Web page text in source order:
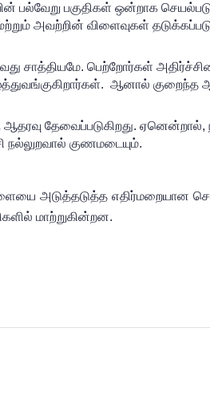
பல்வேறு பகுதிகள் ஒன்றாக
அவற்றின் விளைவுகள்
சாத்தியமே. பெற்றோர்கள்
ஆனால்
ஆதரவு தேவைப்படுகிறது.
நல்லுறவால் குணமடையும்.
அடுத்தடுத்த எதிர்மறையான
மாற்றுகின்றன.